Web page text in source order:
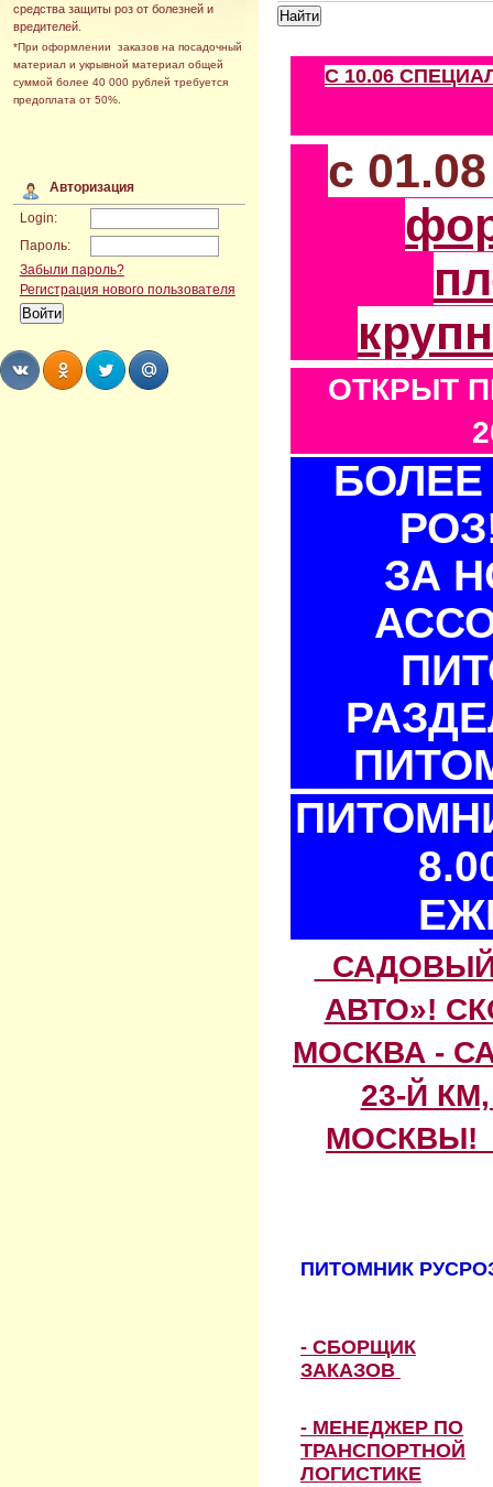
средства защиты роз от болезней и
вредителей.
*При оформлении заказов на посадочный
материал и укрывной материал общей
суммой более 40 000 рублей требуется
предоплата от 50%.
Авторизация
Login:
Пароль:
Забыли пароль?
Регистрация нового пользователя
С 10.06
с
ОТКРЫТ
БОЛЕЕ
ЗА
АВТО»!
МОСКВА -
23-Й
МОСКВЫ!
ПИТОМНИК
- СБОРЩИК
ЗАКАЗОВ
- МЕНЕДЖЕР ПО
ТРАНСПОРТНОЙ
ЛОГИСТИКЕ